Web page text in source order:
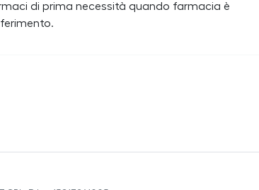
di prima necessità quando farmacia è